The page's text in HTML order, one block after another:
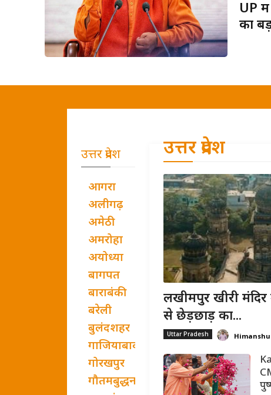
UP
का
उत्तर प्रदेश
आगरा
अलीगढ़
अमेठी
अमरोहा
अयोध्या
बागपत
बाराबंकी
बरेली
बुलंदशहर
गाजियाबाद
गोरखपुर
गौतमबुद्धनगर
उत्तर प्रदेश
लखीमपुर खीरी
से छेड़छाड़ का...
Uttar Pradesh